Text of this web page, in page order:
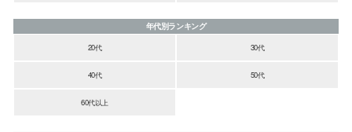
年代別ランキング
20代
30代
40代 50代
60代以上